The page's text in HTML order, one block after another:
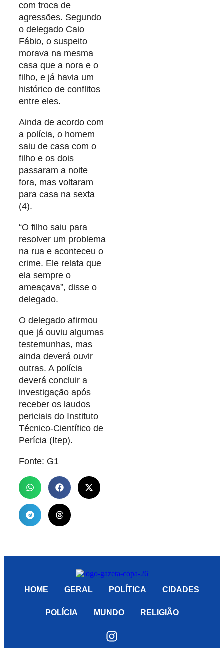
com troca de
agressões. Segundo
o delegado Caio
Fábio, o suspeito
morava na mesma
casa que a nora e o
filho, e já havia um
histórico de conflitos
entre eles.
Ainda de acordo com
a polícia, o homem
saiu de casa com o
filho e os dois
passaram a noite
fora, mas voltaram
para casa na sexta
(4).
“O filho saiu para
resolver um problema
na rua e aconteceu o
crime. Ele relata que
ela sempre o
ameaçava”, disse o
delegado.
O delegado afirmou
que já ouviu algumas
testemunhas, mas
ainda deverá ouvir
outras. A polícia
deverá concluir a
investigação após
receber os laudos
periciais do Instituto
Técnico-Científico de
Perícia (Itep).
Fonte: G1
HOME GERAL POLÍTICA CIDADES
POLÍCIA MUNDO RELIGIÃO